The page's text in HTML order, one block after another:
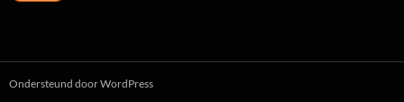
Ondersteund door WordPress